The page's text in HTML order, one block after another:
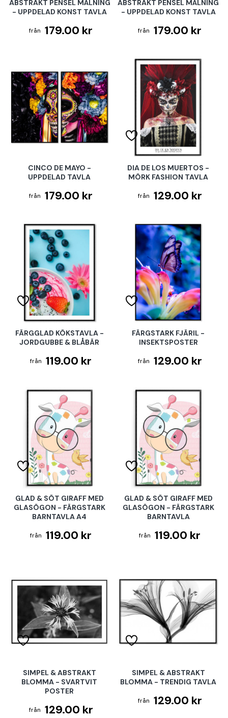
ABSTRAKT PENSEL MÅLNING
- UPPDELAD KONST TAVLA
179.00 kr
ABSTRAKT PENSEL MÅLNING
- UPPDELAD KONST TAVLA
179.00 kr
CINCO DE MAYO -
UPPDELAD TAVLA
179.00 kr
DIA DE LOS MUERTOS -
MÖRK FASHION TAVLA
129.00 kr
FÄRGGLAD KÖKSTAVLA -
JORDGUBBE & BLÅBÄR
119.00 kr
FÄRGSTARK FJÄRIL -
INSEKTSPOSTER
129.00 kr
GLAD & SÖT GIRAFF MED
GLASÖGON - FÄRGSTARK
BARNTAVLA A4
119.00 kr
GLAD & SÖT GIRAFF MED
GLASÖGON - FÄRGSTARK
BARNTAVLA
119.00 kr
SIMPEL & ABSTRAKT
BLOMMA - SVARTVIT
POSTER
129.00 kr
SIMPEL & ABSTRAKT
BLOMMA - TRENDIG TAVLA
129.00 kr